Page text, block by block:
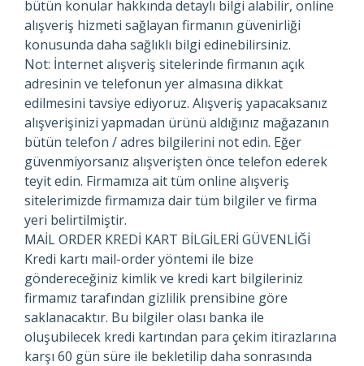
bütün konular hakkında detaylı bilgi alabilir, online
alışveriş hizmeti sağlayan firmanın güvenirliği
konusunda daha sağlıklı bilgi edinebilirsiniz.
Not: İnternet alışveriş sitelerinde firmanın açık
adresinin ve telefonun yer almasına dikkat
edilmesini tavsiye ediyoruz. Alışveriş yapacaksanız
alışverişinizi yapmadan ürünü aldığınız mağazanın
bütün telefon / adres bilgilerini not edin. Eğer
güvenmiyorsanız alışverişten önce telefon ederek
teyit edin. Firmamıza ait tüm online alışveriş
sitelerimizde firmamıza dair tüm bilgiler ve firma
yeri belirtilmiştir.
MAİL ORDER KREDİ KART BİLGİLERİ GÜVENLİĞİ
Kredi kartı mail-order yöntemi ile bize
göndereceğiniz kimlik ve kredi kart bilgileriniz
firmamız tarafından gizlilik prensibine göre
saklanacaktır. Bu bilgiler olası banka ile
oluşubilecek kredi kartından para çekim itirazlarına
karşı 60 gün süre ile bekletilip daha sonrasında